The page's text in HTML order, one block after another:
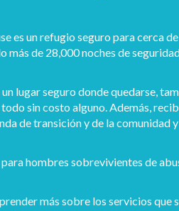
es un refugio seguro para cerca
de 28,000 noches de
lugar seguro donde quedarse,
sin costo alguno. Además,
de transición y de la comunidad
hombres sobrevivientes de
más sobre los servicios que